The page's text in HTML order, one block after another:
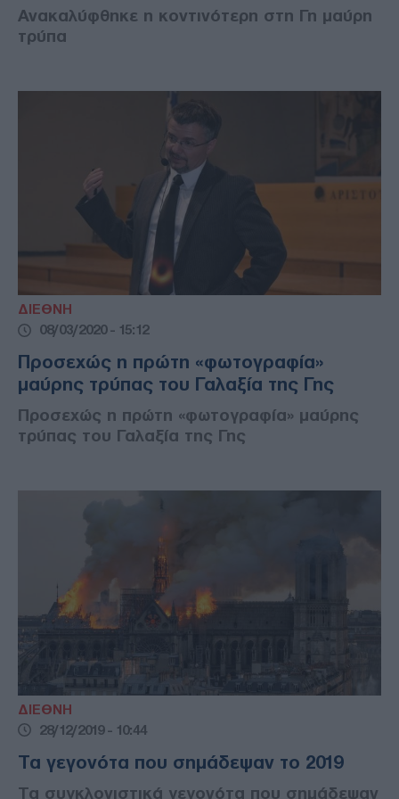
Ανακαλύφθηκε η κοντινότερη στη Γη μαύρη
τρύπα
ΔΙΕΘΝΗ
08/03/2020 - 15:12
Προσεχώς η πρώτη «φωτογραφία»
μαύρης τρύπας του Γαλαξία της Γης
Προσεχώς η πρώτη «φωτογραφία» μαύρης
τρύπας του Γαλαξία της Γης
ΔΙΕΘΝΗ
28/12/2019 - 10:44
Τα γεγονότα που σημάδεψαν το 2019
Τα συγκλονιστικά γεγονότα που σημάδεψαν